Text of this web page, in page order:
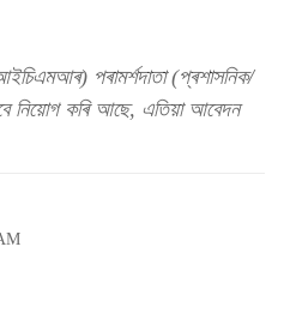
পৰামৰ্শদাতা (প্ৰশাসনিক/
নিয়োগ কৰি আছে, এতিয়া আবেদন